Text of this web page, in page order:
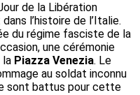
de la Libération
l’histoire de l’Italie.
du régime fasciste de la
une cérémonie
la Piazza Venezia. Le
au soldat inconnu
sont battus pour cette